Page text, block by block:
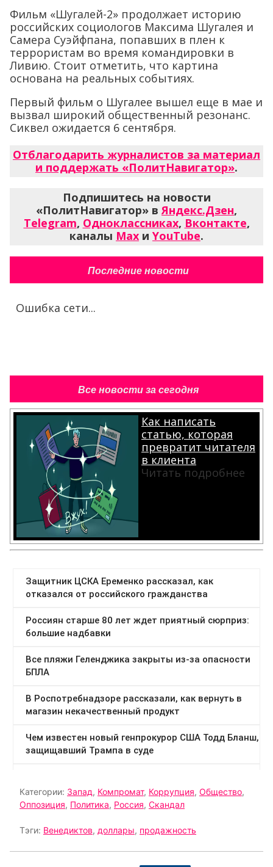
Фильм «Шугалей-2» продолжает историю
российских социологов Максима Шугалея и
Самера Суэйфпана, попавших в плен к
террористам во время командировки в
Ливию. Стоит отметить, что картина
основана на реальных событиях.
Первый фильм о Шугалее вышел еще в мае и
вызвал широкий общественный резонанс.
Сиквел ожидается 6 сентября.
Отблагодарить журналистов за материал
и поддержать «ПолитНавигатор».
Подпишитесь на новости
«ПолитНавигатор» вЯндекс.Дзен,
Telegram, Одноклассниках, Вконтакте,
каналы Max и YouTube.
Последние новости
Ошибка сети...
Все новости за сегодня
Как написать
статью, которая
превратит читателя
в клиента
Читать подробнее
Категории: Запад, Компромат, Коррупция, Общество,
Оппозиция, Политика, Россия, Скандал
Тэги: Венедиктов, доллары, продажность